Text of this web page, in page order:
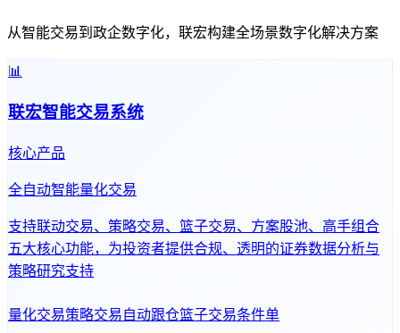
从智能交易到政企数字化，联宏构建全场景数字化解决方案
📊
联宏智能交易系统
核心产品
全自动智能量化交易
支持联动交易、策略交易、篮子交易、方案股池、高手组合
五大核心功能，为投资者提供合规、透明的证券数据分析与
策略研究支持
量化交易策略交易自动跟仓篮子交易条件单